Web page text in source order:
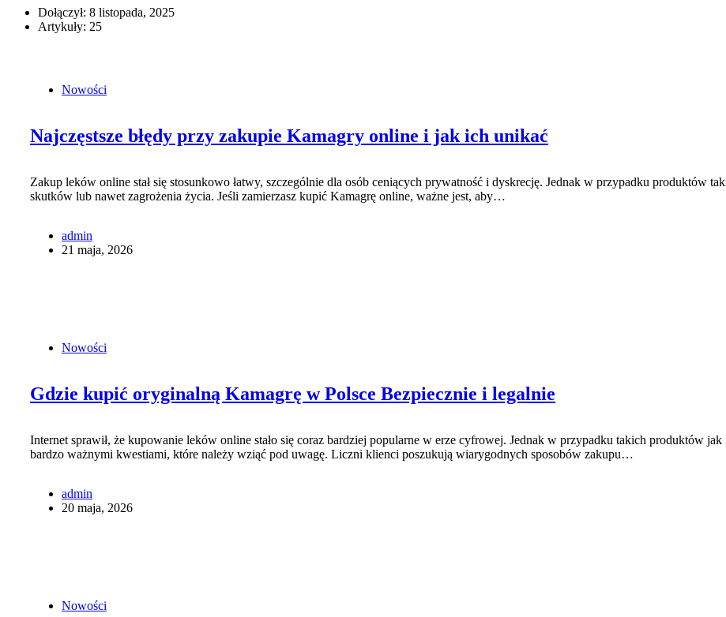
Dołączył: 8 listopada, 2025
Artykuły: 25
Nowości
Najczęstsze błędy przy zakupie Kamagry online i jak ich unikać
Zakup leków online stał się stosunkowo łatwy, szczególnie dla osób ceniących prywatność i dyskrecję. Jednak w przypadku produktów
skutków lub nawet zagrożenia życia. Jeśli zamierzasz kupić Kamagrę online, ważne jest, aby…
admin
21 maja, 2026
Nowości
Gdzie kupić oryginalną Kamagrę w Polsce Bezpiecznie i legalnie
Internet sprawił, że kupowanie leków online stało się coraz bardziej popularne w erze cyfrowej. Jednak w przypadku takich produktów
bardzo ważnymi kwestiami, które należy wziąć pod uwagę. Liczni klienci poszukują wiarygodnych sposobów zakupu…
admin
20 maja, 2026
Nowości